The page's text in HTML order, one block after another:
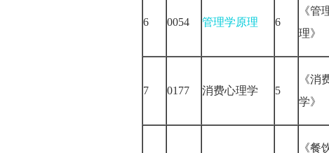
6 0054 管理学原理 6
《管
理》
7 0177 消费心理学 5
《消
学》
《餐